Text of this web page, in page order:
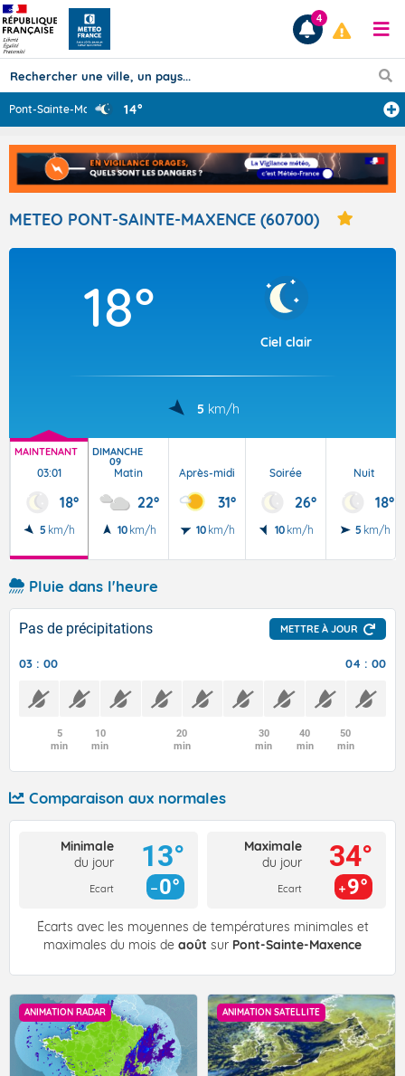
Prévisions
TOUS LES RÉSULTATS
Articles
4
Pont-Sainte-Max ... 14°
METEO PONT-SAINTE-MAXENCE (60700)
18°
Ciel clair
5 km/h
MAINTENANT
03:01
18°
5 km/h
DIMANCHE
09
Matin
22°
10 km/h
Après-midi
31°
10 km/h
Soirée
26°
10 km/h
Nuit
18°
5 km/h
Pluie dans l'heure
Pas de précipitations METTRE À JOUR
03 : 00 04 : 00
5
min
10
min
20
min
30
min
40
min
50
min
Comparaison aux normales
Minimale
du jour
Ecart
13°
0°
Maximale
du jour
Ecart
34°
9°
Écarts avec les moyennes de températures minimales et
maximales du mois de août sur Pont-Sainte-Maxence
ANIMATION RADAR ANIMATION SATELLITE